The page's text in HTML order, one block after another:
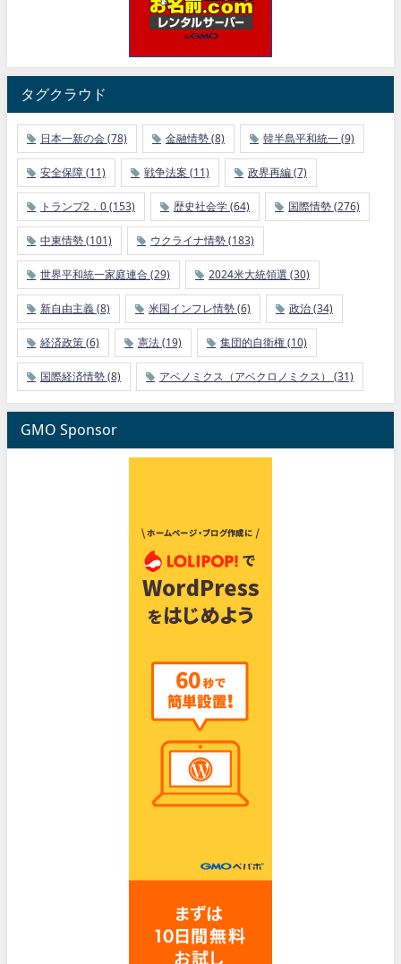
タグクラウド
日本一新の会(78) 金融情勢(8) 韓半島平和統一(9)
安全保障(11) 戦争法案 (11) 政界再編(7)
トランプ2．0(153) 歴史社会学(64) 国際情勢(276)
中東情勢(101) ウクライナ情勢(183)
世界平和統一家庭連合 (29) 2024米大統領選 (30)
新自由主義(8) 米国インフレ情勢(6) 政治(34)
経済政策(6) 憲法(19) 集団的自衛権(10)
国際経済情勢(8) アベノミクス（アベクロノミクス） (31)
GMO Sponsor